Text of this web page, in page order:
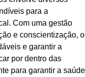
para a
Com uma gestão
e conscientização, o
e garantir a
por dentro das
para garantir a saúde